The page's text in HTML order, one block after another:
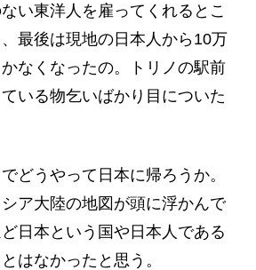
い東洋人を雇ってくれるとこ
最後は現地の日本人から10万
なくなったの。トリノの駅前
いる物乞いばかり目についた
どうやって日本に帰ろうか。
ア大陸の地図が頭に浮かんで
日本という国や日本人である
はなかったと思う。